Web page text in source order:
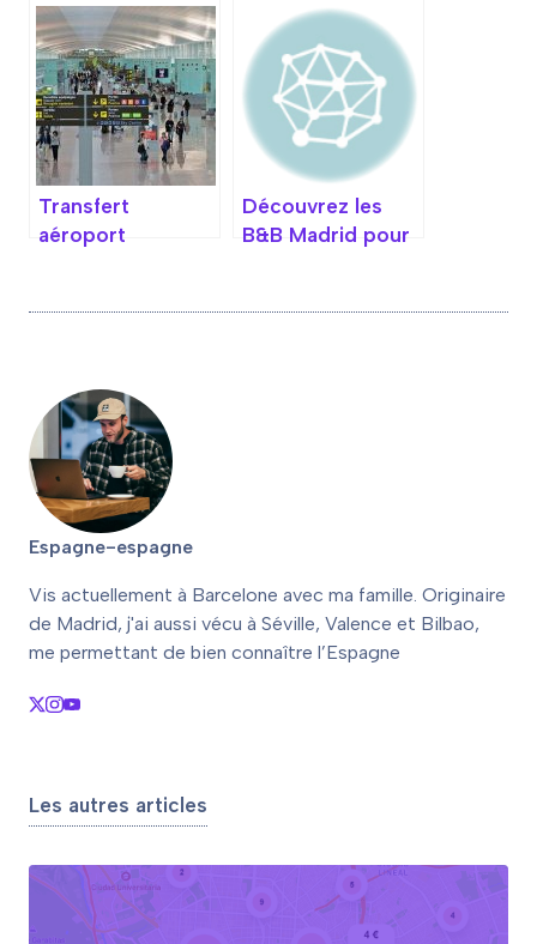
Méditerranéen
entre Plage et
Histoire à
Barcelone
pas cher à
Barcelone pour
un séjour réussi
Transfert
aéroport
options pour un
Découvrez les
B&B Madrid pour
cœur de la ville
Espagne-espagne
Vis actuellement à Barcelone avec ma famille. Originaire
de Madrid, j'ai aussi vécu à Séville, Valence et Bilbao,
me permettant de bien connaître l’Espagne
Les autres articles